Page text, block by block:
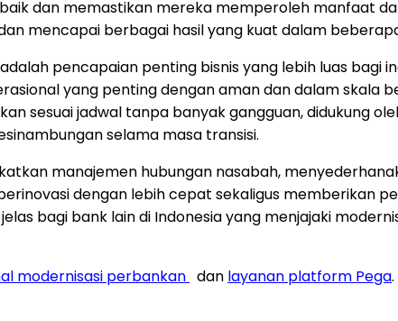
dan memastikan mereka memperoleh manfaat
mencapai berbagai hasil yang kuat dalam
pencapaian penting bisnis yang lebih luas bagi
yang penting dengan aman dan dalam skala
sesuai jadwal tanpa banyak gangguan, didukung
selama masa transisi.
manajemen hubungan nasabah,
dengan lebih cepat sekaligus memberikan
bagi bank lain di Indonesia yang menjajaki
modernisasi perbankan dan layanan platform Pega.